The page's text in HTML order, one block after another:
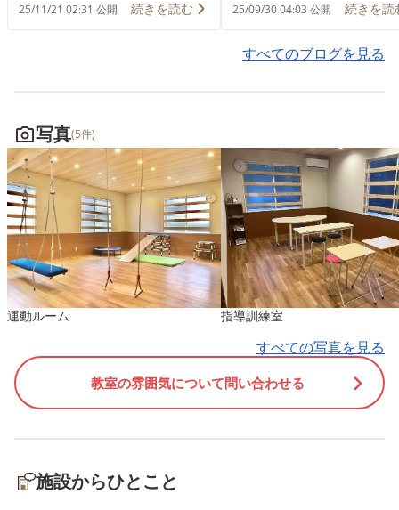
した！ 今回は男女のチームに
分かれ、行きたい場所を相談
事のできるふれあいコーナー
では 皆で集まり興味津々にな
って触っていました！ 中には
ヤギに話しかけながら触る児
童もいました😊 今回は改装
や時期的なもので、見れない
動物もいたため また行きたい
と思います😝
言葉が出ない、落ち着きがな
い、指先を使った作業などが
けられましたら是非、一度お
電話・見学をスタッフ一同 お
待ちしております！
25/11/21 02:31 公開 続きを読む
ジアムに出掛けました🚋
もとは公園に行く予定の
っだのですが、 このとこ
びしょかなぁ？😅 と、急
な、いろいろな乗り物を
津々で見てくれていたの
かったです！ 予定してい
に行事やイベントがなく
のはさみしいですもんね
マジ交通ミュージアムは
車に乗れたりもするので
は天気のいい日にもまた
てみようと思います😊
言葉が出ない、落ち着き
い、指先を使った作業な
25/09/30 04:03 公開 続きを読
すべてのブログを見る
写真(5件)
運動ルーム 指導訓練室
すべての写真を見る
教室の雰囲気について問い合わせる
施設からひとこと